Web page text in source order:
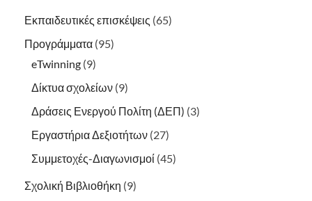
Εκπαιδευτικές επισκέψεις (65)
Προγράμματα (95)
eTwinning (9)
Δίκτυα σχολείων (9)
Δράσεις Ενεργού Πολίτη (ΔΕΠ) (3)
Εργαστήρια Δεξιοτήτων (27)
Συμμετοχές-Διαγωνισμοί (45)
Σχολική Βιβλιοθήκη (9)